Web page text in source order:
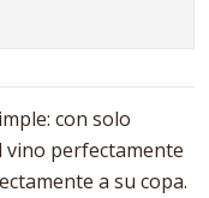
con solo
perfectamente
a su copa.